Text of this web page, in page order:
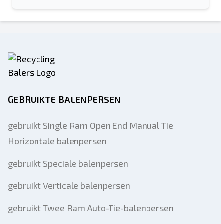
GEBRUIKTE BALENPERSEN
gebruikt Single Ram Open End Manual Tie
Horizontale balenpersen
gebruikt Speciale balenpersen
gebruikt Verticale balenpersen
gebruikt Twee Ram Auto-Tie-balenpersen